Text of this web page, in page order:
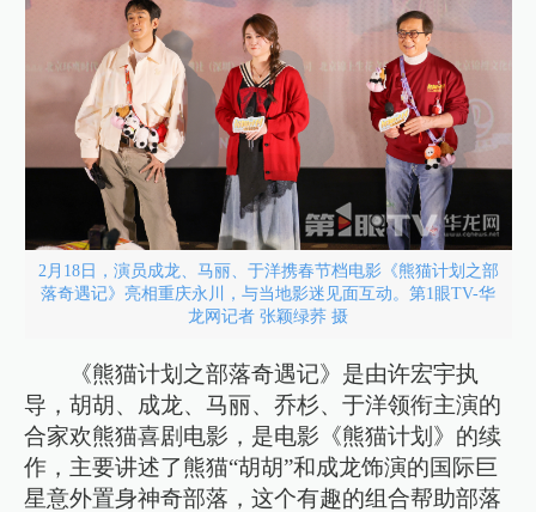
2月18日，演员成龙、马丽、于洋携春节档电影《熊猫计划之部
落奇遇记》亮相重庆永川，与当地影迷见面互动。第1眼TV-华
龙网记者 张颖绿荞 摄
《熊猫计划之部落奇遇记》是由许宏宇执
导，胡胡、成龙、马丽、乔杉、于洋领衔主演的
合家欢熊猫喜剧电影，是电影《熊猫计划》的续
作，主要讲述了熊猫“胡胡”和成龙饰演的国际巨
星意外置身神奇部落，这个有趣的组合帮助部落